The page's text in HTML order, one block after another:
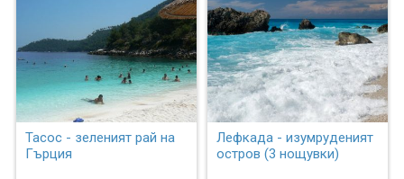
Тасос - зеленият рай на
Гърция
Лефкада - изумруденият
остров (3 нощувки)